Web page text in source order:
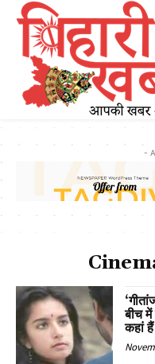
-
बीच
कहां